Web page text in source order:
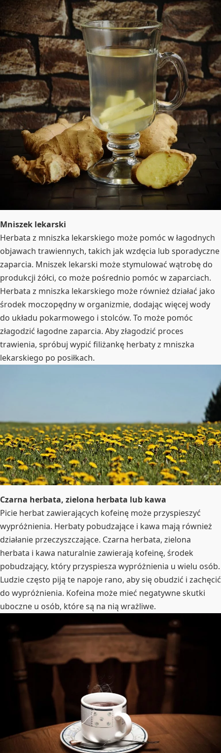
Mniszek lekarski
Herbata z mniszka lekarskiego może pomóc w łagodnych
objawach trawiennych, takich jak wzdęcia lub sporadyczne
zaparcia. Mniszek lekarski może stymulować wątrobę do
produkcji żółci, co może pośrednio pomóc w zaparciach.
Herbata z mniszka lekarskiego może również działać jako
środek moczopędny w organizmie, dodając więcej wody
do układu pokarmowego i stolców. To może pomóc
złagodzić łagodne zaparcia. Aby złagodzić proces
trawienia, spróbuj wypić filiżankę herbaty z mniszka
lekarskiego po posiłkach.
Czarna herbata, zielona herbata lub kawa
Picie herbat zawierających kofeinę może przyspieszyć
wypróżnienia. Herbaty pobudzające i kawa mają również
działanie przeczyszczające. Czarna herbata, zielona
herbata i kawa naturalnie zawierają kofeinę, środek
pobudzający, który przyspiesza wypróżnienia u wielu osób.
Ludzie często piją te napoje rano, aby się obudzić i zachęcić
do wypróżnienia. Kofeina może mieć negatywne skutki
uboczne u osób, które są na nią wrażliwe.